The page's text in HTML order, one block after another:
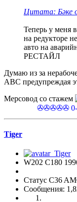
Цитата: Бәке
Теперь у меня
на редукторе
авто на
РЕСТАЙЛ
Думаю из за
АВС предупреждая
Мерсовод со стажем
✇✇✇✇✇
Tiger
W202 C180
Статус C36
Сообщения: